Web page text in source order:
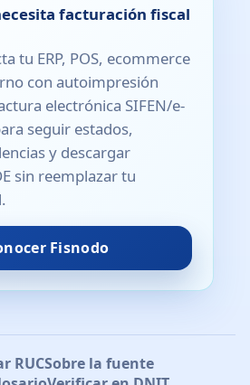
facturación fiscal
tu ERP, POS, ecommerce
con autoimpresión
electrónica SIFEN/e-
seguir estados,
y descargar
sin reemplazar tu
Fisnodo
RUCSobre la fuente